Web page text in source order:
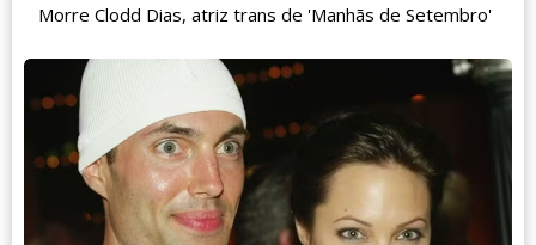
Morre Clodd Dias, atriz trans de 'Manhãs de Setembro'